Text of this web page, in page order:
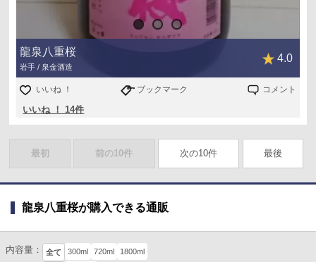
龍泉八重桜
岩手 / 泉金酒造
4.0
いいね ！ ブックマーク コメント
いいね ！ 14件
最初 前の10件 次の10件 最後
龍泉八重桜が購入できる通販
内容量： 全て 300ml 720ml 1800ml